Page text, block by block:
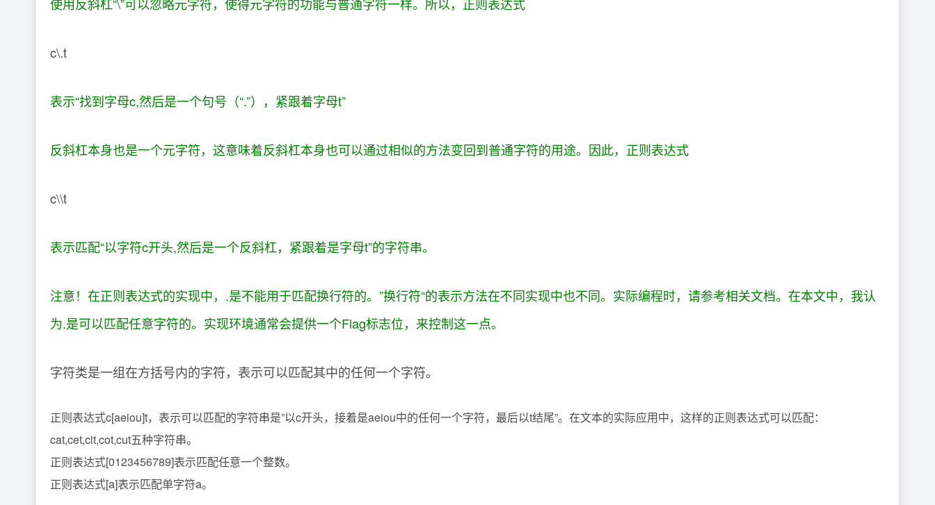
c\.t
表示“找到字母c,然后是一个句号（“.”），紧跟着字母t”
反斜杠本身也是一个元字符，这意味着反斜杠本身也可以通过相似的方法变回到普通字符的用途。因此，正则表达式
c\\t
表示匹配“以字符c开头,然后是一个反斜杠，紧跟着是字母t”的字符串。
注意！在正则表达式的实现中，.是不能用于匹配换行符的。”换行符“的表示方法在不同实现中也不同。实际编程时，请参考相关文档。在本文中，我认
为.是可以匹配任意字符的。实现环境通常会提供一个Flag标志位，来控制这一点。
字符类是一组在方括号内的字符，表示可以匹配其中的任何一个字符。
正则表达式c[aeiou]t，表示可以匹配的字符串是”以c开头，接着是aeiou中的任何一个字符，最后以t结尾”。在文本的实际应用中，这样的正则表达式可以匹配：
cat,cet,cit,cot,cut五种字符串。
正则表达式[0123456789]表示匹配任意一个整数。
正则表达式[a]表示匹配单字符a。